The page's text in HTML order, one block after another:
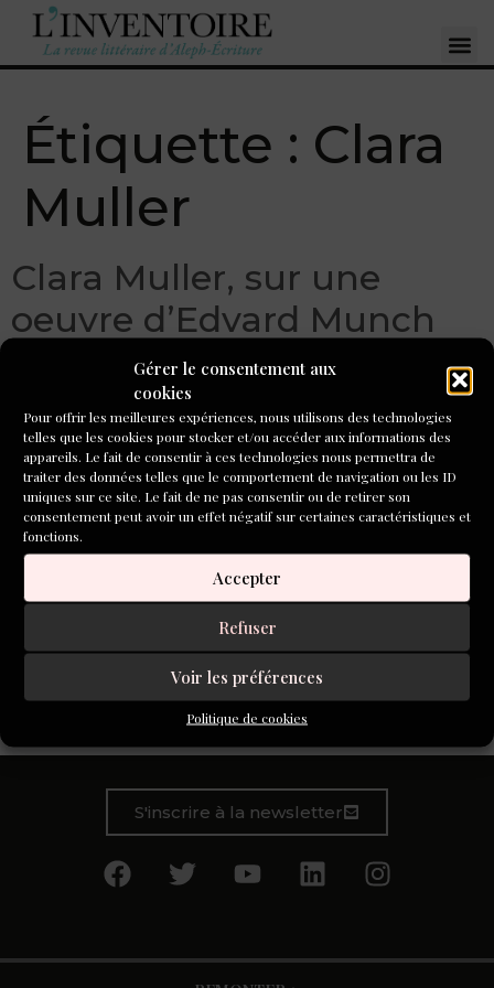
Gérer le consentement aux
cookies
Pour offrir les meilleures expériences, nous utilisons des technologies
telles que les cookies pour stocker et/ou accéder aux informations des
appareils. Le fait de consentir à ces technologies nous permettra de
traiter des données telles que le comportement de navigation ou les ID
uniques sur ce site. Le fait de ne pas consentir ou de retirer son
consentement peut avoir un effet négatif sur certaines caractéristiques et
fonctions.
Accepter
Refuser
Voir les préférences
Politique de cookies
Étiquette : Clara
Muller
Clara Muller, sur une
oeuvre d’Edvard Munch
C’est une page de carnet, à peine griffonnée de noir. Ce
sont des tirets de couleurs primaires, vite appliqués.
S'inscrire à la newsletter